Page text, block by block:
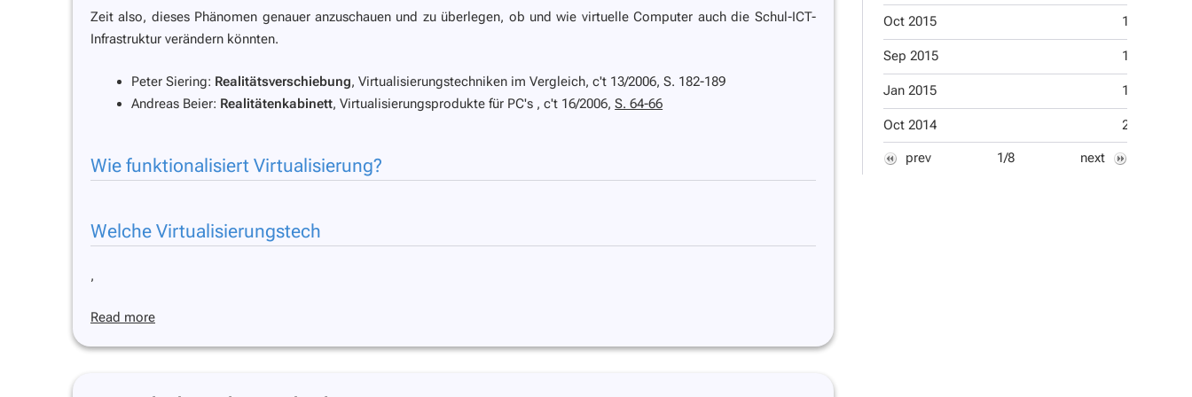
1
Oct 2015
1
Sep 2015
1
Jan 2015
2
Oct 2014
prev next
1/8
Zeit also, dieses Phänomen genauer anzuschauen und zu überlegen, ob und wie virtuelle Computer auch die Schul-ICT-
Infrastruktur verändern könnten.
Peter Siering: Realitätsverschiebung,Virtualisierungstechniken im Vergleich, c't 13/2006, S. 182-189
Andreas Beier: Realitätenkabinett,Virtualisierungsprodukte für PC's , c't 16/2006,S. 64-66
Wie funktionalisiert Virtualisierung?
Welche Virtualisierungstech
,
Read more